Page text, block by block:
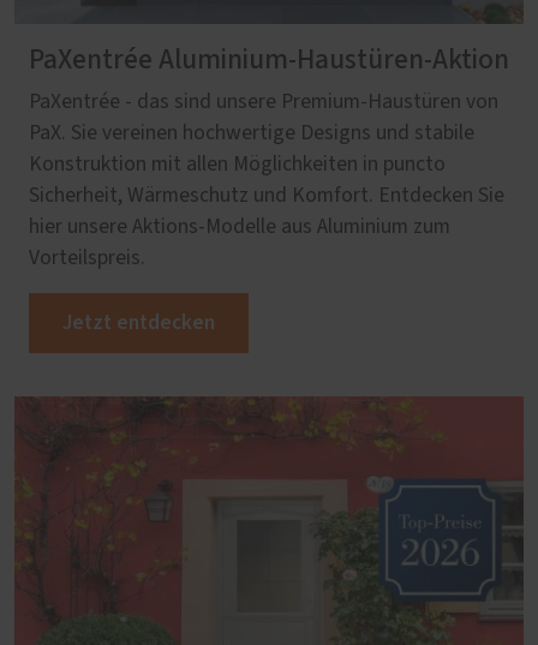
PaXentrée Aluminium-Haustüren-Aktion
PaXentrée - das sind unsere Premium-Haustüren von
PaX. Sie vereinen hochwertige Designs und stabile
Konstruktion mit allen Möglichkeiten in puncto
Sicherheit, Wärmeschutz und Komfort. Entdecken Sie
hier unsere Aktions-Modelle aus Aluminium zum
Vorteilspreis.
Jetzt entdecken